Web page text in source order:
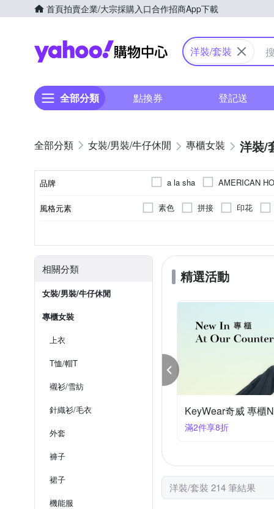
首頁拍賣企業/大宗採購入口合作招商App下載
Yahoo購物中心
洋裝/套裝
全部分類 點換券 登記送
女裝/男裝/牛仔休閒 專櫃女裝 洋裝/
品牌 a la sha
AMERICAN
KeyWear 奇威名品
風格元素 素色 拼接 印花
相關分類
女裝/男裝/牛仔休閒
專櫃女裝
上衣
T恤/帽T
襯衫/雪紡
針織衫/毛衣
外套
褲子
裙子
機能服
精選活動
父の日! 滿額現抵!! MEDUSA 春夏限時
滿2件享8折
洋裝/套裝 214 筆結果